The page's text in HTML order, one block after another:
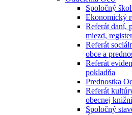
Spoločný
Ekonomický
Referát daní,
miezd,
Referát
obce a
Referát
pokladňa
Prednostka
Referát
obecnej
Spoločný